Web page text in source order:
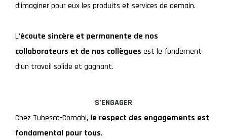
d’imaginer pour euxles produits et services de demain.
L’écoute sincère et permanente de nos
collaborateurs et de nos collègues est le fondement
d’un travail solide et gagnant.
S’ENGAGER
Chez Tubesca-Comabi, le respect des engagements est
fondamental pour tous.